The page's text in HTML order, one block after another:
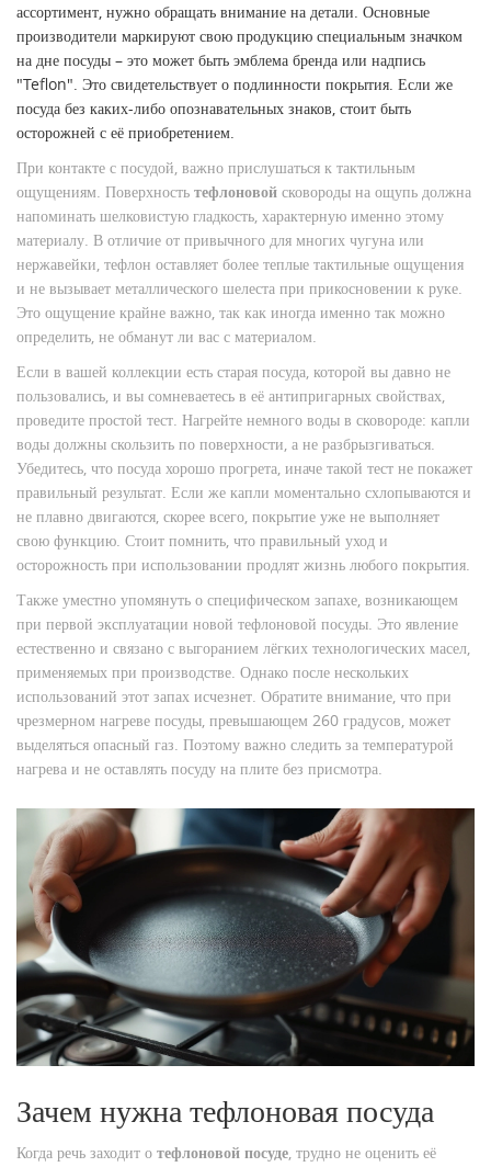
ассортимент, нужно обращать внимание на детали. Основные
производители маркируют свою продукцию специальным значком
на дне посуды – это может быть эмблема бренда или надпись
"Teflon". Это свидетельствует о подлинности покрытия. Если же
посуда без каких-либо опознавательных знаков, стоит быть
осторожней с её приобретением.
При контакте с посудой, важно прислушаться к тактильным
ощущениям. Поверхность тефлоновой сковороды на ощупь должна
напоминать шелковистую гладкость, характерную именно этому
материалу. В отличие от привычного для многих чугуна или
нержавейки, тефлон оставляет более теплые тактильные ощущения
и не вызывает металлического шелеста при прикосновении к руке.
Это ощущение крайне важно, так как иногда именно так можно
определить, не обманут ли вас с материалом.
Если в вашей коллекции есть старая посуда, которой вы давно не
пользовались, и вы сомневаетесь в её антипригарных свойствах,
проведите простой тест. Нагрейте немного воды в сковороде: капли
воды должны скользить по поверхности, а не разбрызгиваться.
Убедитесь, что посуда хорошо прогрета, иначе такой тест не покажет
правильный результат. Если же капли моментально схлопываются и
не плавно двигаются, скорее всего, покрытие уже не выполняет
свою функцию. Стоит помнить, что правильный уход и
осторожность при использовании продлят жизнь любого покрытия.
Также уместно упомянуть о специфическом запахе, возникающем
при первой эксплуатации новой тефлоновой посуды. Это явление
естественно и связано с выгоранием лёгких технологических масел,
применяемых при производстве. Однако после нескольких
использований этот запах исчезнет. Обратите внимание, что при
чрезмерном нагреве посуды, превышающем 260 градусов, может
выделяться опасный газ. Поэтому важно следить за температурой
нагрева и не оставлять посуду на плите без присмотра.
Зачем нужна тефлоновая посуда
Когда речь заходит о тефлоновой посуде, трудно не оценить её